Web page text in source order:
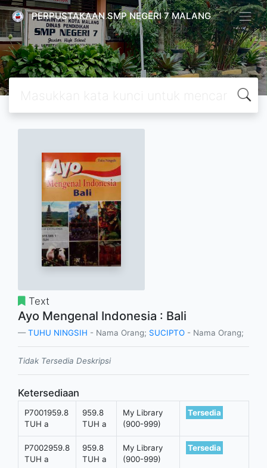
PERPUSTAKAAN SMP NEGERI 7 MALANG
Text
Ayo Mengenal Indonesia : Bali
TUHU NINGSIH - Nama Orang; SUCIPTO - Nama Orang;
Tidak Tersedia Deskripsi
Ketersediaan
P7001959.8
TUH a
959.8
TUH a
My Library
(900-999)
Tersedia
P7002959.8
TUH a
959.8
TUH a
My Library
(900-999)
Tersedia